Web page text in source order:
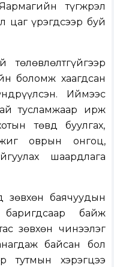
түгжрэл
цаг үрэгдсээр буй
боломж хаагдсан
Иймээс
тусламжаар ирж
төвд буулгах,
оврын онгоц,
шаардлага
зөвхөн баячуудын
байж
зөвхөн чинээлэг
байсан бол
тутмын хэрэгцээ